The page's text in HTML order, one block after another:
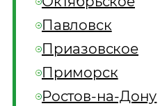
Павловск
Приазовское
Приморск
Ростов-на-Дону